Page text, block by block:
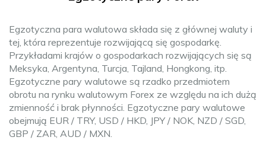
Egzotyczna para walutowa składa się z głównej waluty i
tej, która reprezentuje rozwijającą się gospodarkę.
Przykładami krajów o gospodarkach rozwijających się są
Meksyka, Argentyna, Turcja, Tajland, Hongkong, itp.
Egzotyczne pary walutowe są rzadko przedmiotem
obrotu na rynku walutowym Forex ze względu na ich dużą
zmienność i brak płynności. Egzotyczne pary walutowe
obejmują EUR / TRY, USD / HKD, JPY / NOK, NZD / SGD,
GBP / ZAR, AUD / MXN.